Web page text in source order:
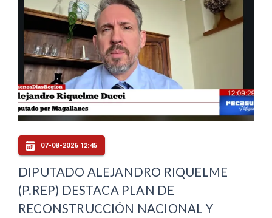
07-08-2026 12:45
DIPUTADO ALEJANDRO RIQUELME
(P.REP) DESTACA PLAN DE
RECONSTRUCCIÓN NACIONAL Y